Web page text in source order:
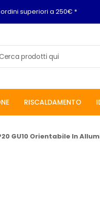
superiori a 250€ *
RISCALDAMENTO
GU10 Orientabile In